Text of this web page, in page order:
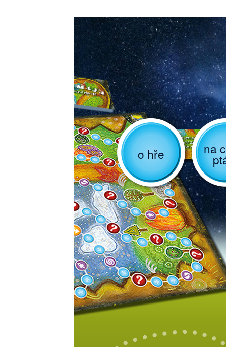
o hře na